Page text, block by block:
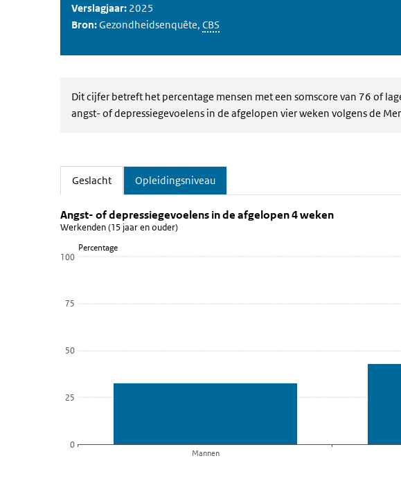
Verslagjaar: 2025
Bron:Gezondheidsenquête, CBS
Dit cijfer betreft het percentage mensen met een somscore van 76 of
angst- of depressiegevoelens in de afgelopen vier weken volgens de
Geslacht
(Actieve tab)
Opleidingsniveau
Geslacht
Sla de grafiek 'Angst- of depressiegevoelens in de afgelopen 4 weken' over
Angst- of depressiegevoelens in de afgelopen
Werkenden (15 jaar en ouder)
De grafiek heeft 1 Y-as die Percentage weergeeft.
Percentage
Angst- of depressiegevoelens in de afgelopen 4 weken
Werkenden (15 jaar en ouder)
0
25
50
75
100
Mannen